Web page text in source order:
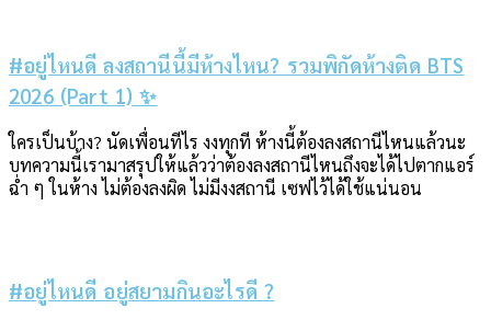
#อยู่ไหนดี ลงสถานีนี้มีห้างไหน? รวมพิกัดห้างติด BTS
2026 (Part 1) ✨
ใครเป็นบ้าง? นัดเพื่อนทีไร งงทุกที ห้างนี้ต้องลงสถานีไหนแล้วนะ
บทความนี้เรามาสรุปให้แล้วว่าต้องลงสถานีไหนถึงจะได้ไปตากแอร์
ฉ่ำ ๆ ในห้าง ไม่ต้องลงผิด ไม่มีงงสถานี เซฟไว้ได้ใช้แน่นอน
#อยู่ไหนดี อยู่สยามกินอะไรดี ?